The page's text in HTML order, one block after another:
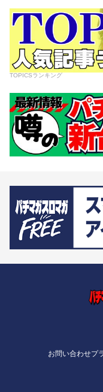
TOPICSランキング
お問い合わせプ